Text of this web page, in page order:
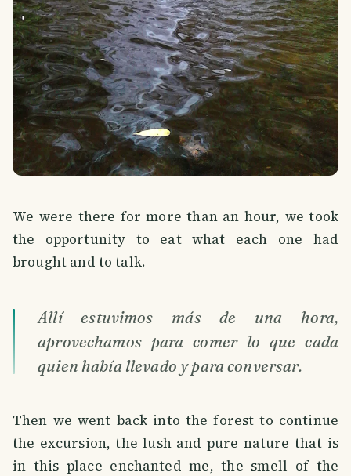
We were there for more than an hour, we took
the opportunity to eat what each one had
brought and to talk.
Allí estuvimos más de una hora,
aprovechamos para comer lo que cada
quien había llevado y para conversar.
Then we went back into the forest to continue
the excursion, the lush and pure nature that is
in this place enchanted me, the smell of the